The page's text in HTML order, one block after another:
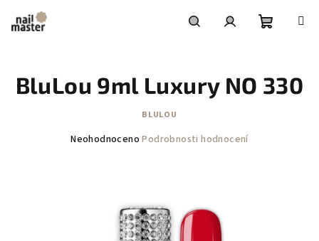
obsah
košík
BluLou 9ml Luxury NO 330
BLULOU
Průměrné
Neohodnoceno Podrobnosti hodnocení